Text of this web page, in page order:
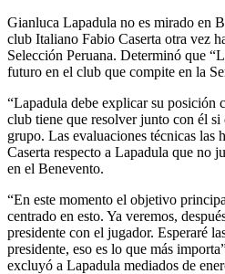
Gianluca Lapadula no es mirado en
club Italiano Fabio Caserta otra vez
Selección Peruana. Determinó que
futuro en el club que compite en la
“Lapadula debe explicar su posición
club tiene que resolver junto con él si
grupo. Las evaluaciones técnicas las
Caserta respecto a Lapadula que no
en el Benevento.
“En este momento el objetivo
centrado en esto. Ya veremos,
presidente con el jugador. Esperaré
presidente, eso es lo que más
excluyó a Lapadula mediados de